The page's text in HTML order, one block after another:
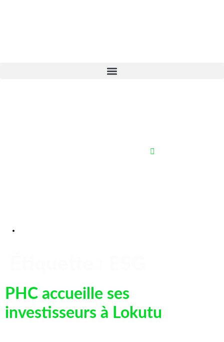
PHC accueille ses
investisseurs à Lokutu